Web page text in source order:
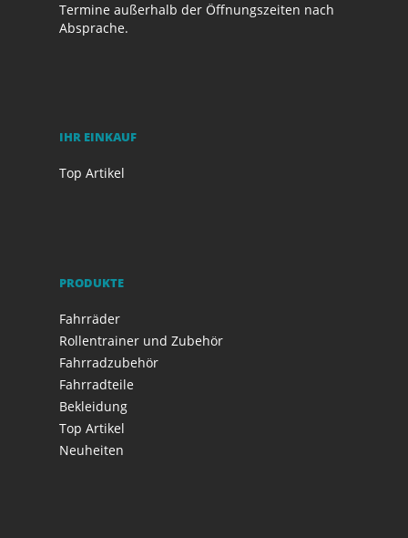
Termine außerhalb der Öffnungszeiten nach
Absprache.
IHR EINKAUF
Top Artikel
PRODUKTE
Fahrräder
Rollentrainer und Zubehör
Fahrradzubehör
Fahrradteile
Bekleidung
Top Artikel
Neuheiten